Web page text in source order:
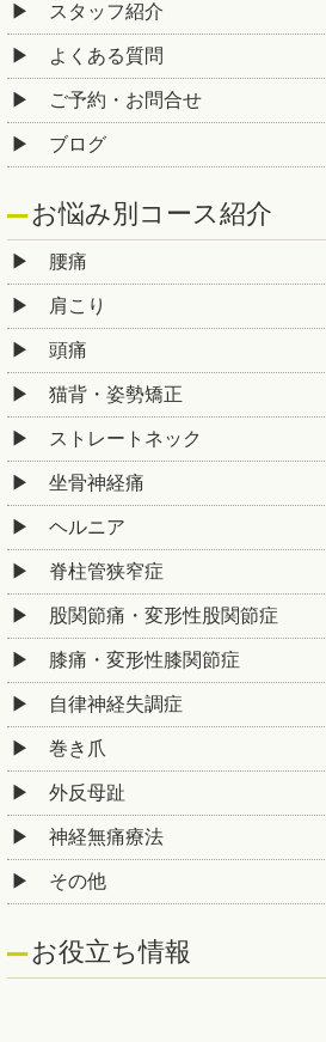
スタッフ紹介
よくある質問
ご予約・お問合せ
ブログ
お悩み別コース紹介
腰痛
肩こり
頭痛
猫背・姿勢矯正
ストレートネック
坐骨神経痛
ヘルニア
脊柱管狭窄症
股関節痛・変形性股関節症
膝痛・変形性膝関節症
自律神経失調症
巻き爪
外反母趾
神経無痛療法
その他
お役立ち情報